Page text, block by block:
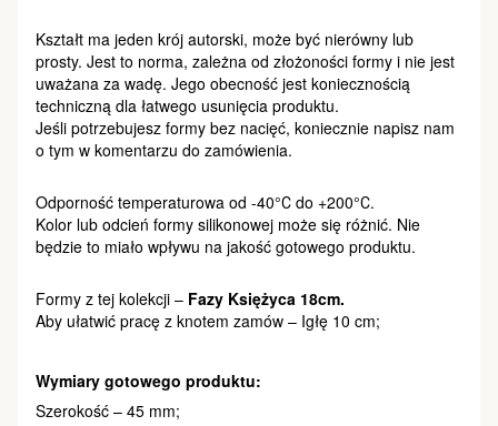
Kształt ma jeden krój autorski, może być nierówny lub
prosty. Jest to norma, zależna od złożoności formy i nie jest
uważana za wadę. Jego obecność jest koniecznością
techniczną dla łatwego usunięcia produktu.
Jeśli potrzebujesz formy bez nacięć, koniecznie napisz nam
o tym w komentarzu do zamówienia.
Odporność temperaturowa od -40°С do +200°С.
Kolor lub odcień formy silikonowej może się różnić. Nie
będzie to miało wpływu na jakość gotowego produktu.
Formy z tej kolekcji – Fazy Księżyca 18cm.
Aby ułatwić pracę z knotem zamów – Igłę 10 cm;
Wymiary gotowego produktu:
Szerokość – 45 mm;